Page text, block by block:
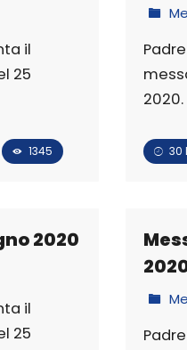
il
25
1345
2020.
30
2020
il
25